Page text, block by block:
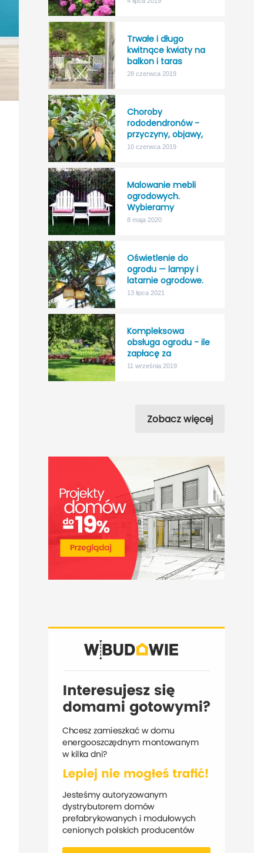
Trwałe i długo
kwitnące kwiaty na
balkon i taras
28 czerwca 2019
Choroby
rododendronów -
przyczyny, objawy,
leczenie
10 czerwca 2019
Malowanie mebli
ogrodowych.
Wybieramy
najlepszy impregnat
8 maja 2020
Oświetlenie do
ogrodu — lampy i
latarnie ogrodowe.
13 lipca 2021
Kompleksowa
obsługa ogrodu - ile
zapłacę za
“nicnierobienie”?
11 września 2019
Zobacz więcej